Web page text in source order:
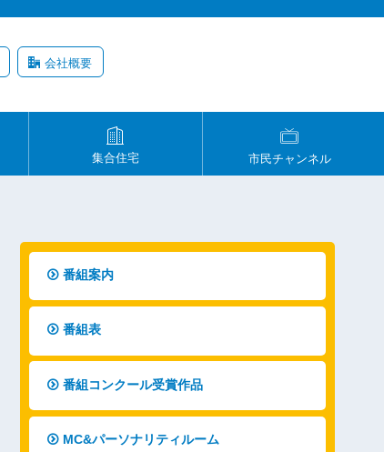
会社概要
集合住宅 市民チャンネル
番組案内
番組表
番組コンクール受賞作品
MC&パーソナリティルーム